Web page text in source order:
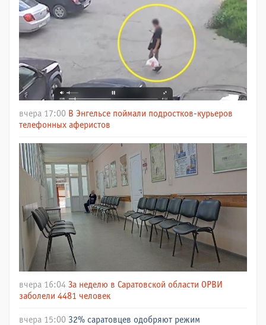
вчера 17:00 В Энгельсе поймали подростков-курьеров
телефонных аферистов
вчера 16:04 За неделю в Саратовской области ОРВИ
заболели 4481 человек
вчера 15:00 32% саратовцев одобряют режим